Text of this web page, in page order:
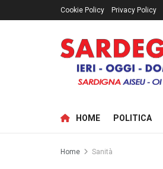
Cookie Policy Privacy Policy
HOME POLITICA
Home Sanità